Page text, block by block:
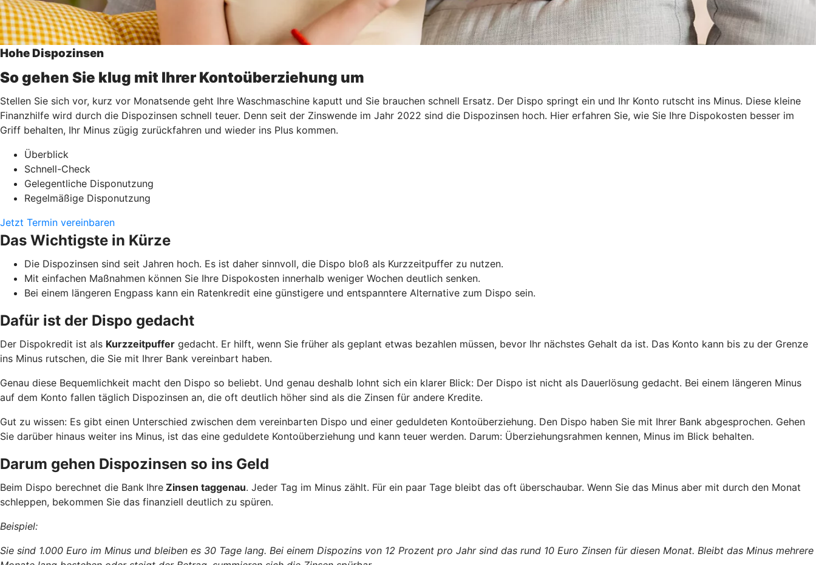
Hohe Dispozinsen
So gehen Sie klug mit Ihrer Kontoüberziehung um
Stellen Sie sich vor, kurz vor Monatsende geht Ihre Waschmaschine kaputt und Sie brauchen schnell Ersatz. Der Dispo springt ein und Ihr Konto rutscht ins Minus. Diese kleine
Finanzhilfe wird durch die Dispozinsen schnell teuer. Denn seit der Zinswende im Jahr 2022 sind die Dispozinsen hoch. Hier erfahren Sie, wie Sie Ihre Dispokosten besser im
Griff behalten, Ihr Minus zügig zurückfahren und wieder ins Plus kommen.
Überblick
Schnell-Check
Gelegentliche Disponutzung
Regelmäßige Disponutzung
Jetzt Termin vereinbaren
Das Wichtigste in Kürze
Die Dispozinsen sind seit Jahren hoch. Es ist daher sinnvoll, die Dispo bloß als Kurzzeitpuffer zu nutzen.
Mit einfachen Maßnahmen können Sie Ihre Dispokosten innerhalb weniger Wochen deutlich senken.
Bei einem längeren Engpass kann ein Ratenkredit eine günstigere und entspanntere Alternative zum Dispo sein.
Dafür ist der Dispo gedacht
Der Dispokredit ist als Kurzzeitpuffer gedacht. Er hilft, wenn Sie früher als geplant etwas bezahlen müssen, bevor Ihr nächstes Gehalt da ist. Das Konto kann bis zu der Grenze
ins Minus rutschen, die Sie mit Ihrer Bank vereinbart haben.
Genau diese Bequemlichkeit macht den Dispo so beliebt. Und genau deshalb lohnt sich ein klarer Blick: Der Dispo ist nicht als Dauerlösung gedacht. Bei einem längeren Minus
auf dem Konto fallen täglich Dispozinsen an, die oft deutlich höher sind als die Zinsen für andere Kredite.
Gut zu wissen: Es gibt einen Unterschied zwischen dem vereinbarten Dispo und einer geduldeten Kontoüberziehung. Den Dispo haben Sie mit Ihrer Bank abgesprochen. Gehen
Sie darüber hinaus weiter ins Minus, ist das eine geduldete Kontoüberziehung und kann teuer werden. Darum: Überziehungsrahmen kennen, Minus im Blick behalten.
Darum gehen Dispozinsen so ins Geld
Beim Dispo berechnet die Bank Ihre Zinsen taggenau. Jeder Tag im Minus zählt. Für ein paar Tage bleibt das oft überschaubar. Wenn Sie das Minus aber mit durch den Monat
schleppen, bekommen Sie das finanziell deutlich zu spüren.
Beispiel:
Sie sind 1.000 Euro im Minus und bleiben es 30 Tage lang. Bei einem Dispozins von 12 Prozent pro Jahr sind das rund 10 Euro Zinsen für diesen Monat. Bleibt das Minus mehrere